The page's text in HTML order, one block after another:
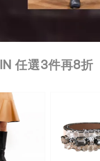
任選3件再8折